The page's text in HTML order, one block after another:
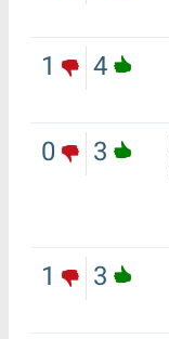
4
1
3
0
3
1